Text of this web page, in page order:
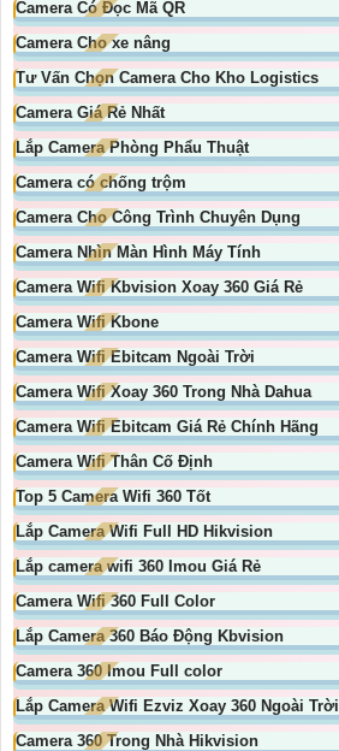
Camera Có Đọc Mã QR
Camera Cho xe nâng
Tư Vấn Chọn Camera Cho Kho Logistics
Camera Giá Rẻ Nhất
Lắp Camera Phòng Phẩu Thuật
Camera có chống trộm
Camera Cho Công Trình Chuyên Dụng
Camera Nhìn Màn Hình Máy Tính
Camera Wifi Kbvision Xoay 360 Giá Rẻ
Camera Wifi Kbone
Camera Wifi Ebitcam Ngoài Trời
Camera Wifi Xoay 360 Trong Nhà Dahua
Camera Wifi Ebitcam Giá Rẻ Chính Hãng
Camera Wifi Thân Cố Định
Top 5 Camera Wifi 360 Tốt
Lắp Camera Wifi Full HD Hikvision
Lắp camera wifi 360 Imou Giá Rẻ
Camera Wifi 360 Full Color
Lắp Camera 360 Báo Động Kbvision
Camera 360 Imou Full color
Lắp Camera Wifi Ezviz Xoay 360 Ngoài Trời
Camera 360 Trong Nhà Hikvision